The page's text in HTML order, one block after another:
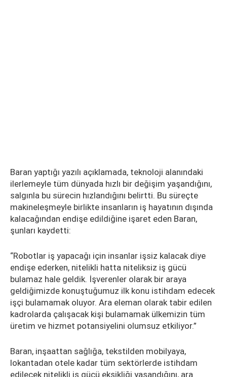
Baran yaptığı yazılı açıklamada, teknoloji alanındaki
ilerlemeyle tüm dünyada hızlı bir değişim yaşandığını,
salgınla bu sürecin hızlandığını belirtti. Bu süreçte
makineleşmeyle birlikte insanların iş hayatının dışında
kalacağından endişe edildiğine işaret eden Baran,
şunları kaydetti:
“Robotlar iş yapacağı için insanlar işsiz kalacak diye
endişe ederken, nitelikli hatta niteliksiz iş gücü
bulamaz hale geldik. İşverenler olarak bir araya
geldiğimizde konuştuğumuz ilk konu istihdam edecek
işçi bulamamak oluyor. Ara eleman olarak tabir edilen
kadrolarda çalışacak kişi bulamamak ülkemizin tüm
üretim ve hizmet potansiyelini olumsuz etkiliyor.”
Baran, inşaattan sağlığa, tekstilden mobilyaya,
lokantadan otele kadar tüm sektörlerde istihdam
edilecek nitelikli iş gücü eksikliği yaşandığını, ara